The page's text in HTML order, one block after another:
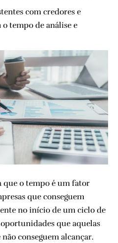
com credores e
tempo de análise e
que o tempo é um fator
que conseguem
no início de um ciclo de
que aquelas
conseguem alcançar.